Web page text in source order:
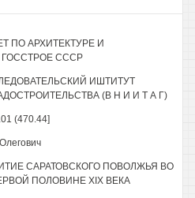
ПО АРХИТЕКТУРЕ И
ГОССТРОЕ СССР
ИШТИТУТ
(В Н И И Т А Г)
(470.44]
САРАТОВСКОГО ПОВОЛЖЬЯ ВО
ПОЛОВИНЕ XIX ВЕКА